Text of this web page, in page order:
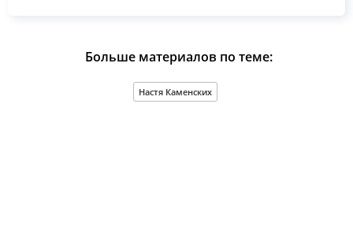
Больше материалов по теме:
Настя Каменских